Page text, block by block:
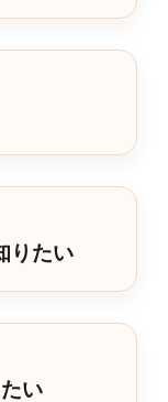
りたい
い